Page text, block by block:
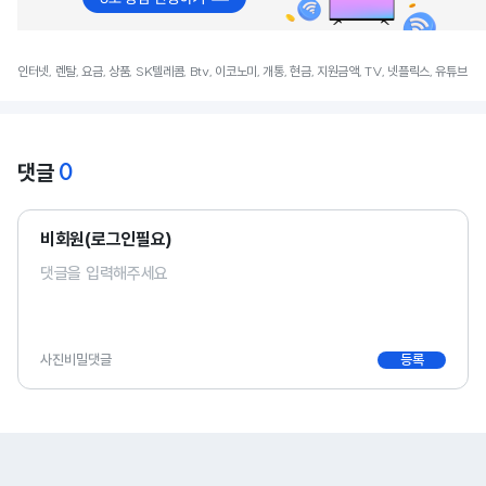
인터넷, 렌탈, 요금, 상품, SK텔레콤, Btv, 이코노미, 개통, 현금, 지원금액, TV, 넷플릭스, 유튜브
댓글 0
비회원(로그인필요)
사진비밀댓글 등록